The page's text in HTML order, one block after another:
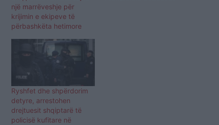
një marrëveshje për
krijimin e ekipeve të
përbashkëta hetimore
Ryshfet dhe shpërdorim
detyre, arrestohen
drejtuesit shqiptarë të
policisë kufitare në